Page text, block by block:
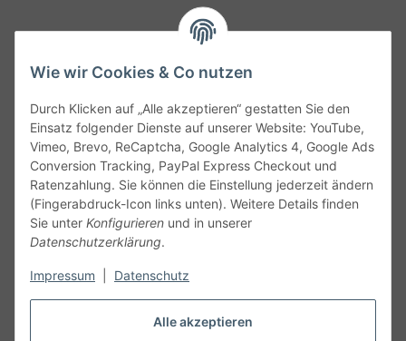
Alle akzeptieren
Wie wir Cookies & Co nutzen
Durch Klicken auf „Alle akzeptieren“ gestatten Sie den
Einsatz folgender Dienste auf unserer Website: YouTube,
Vimeo, Brevo, ReCaptcha, Google Analytics 4, Google Ads
Conversion Tracking, PayPal Express Checkout und
Ratenzahlung. Sie können die Einstellung jederzeit ändern
(Fingerabdruck-Icon links unten). Weitere Details finden
Sie unter Konfigurieren und in unserer
Datenschutzerklärung.
Impressum Datenschutz
Service
Gesetzliche Informationen
Alle technischen Angaben ohne Gewähr. Irrtümer und fehlerhafte
Angaben vorbehalten. Wenn Sie Datenblätter oder spezielle
unseren Kundenservice. Abbildungen der Artikel können